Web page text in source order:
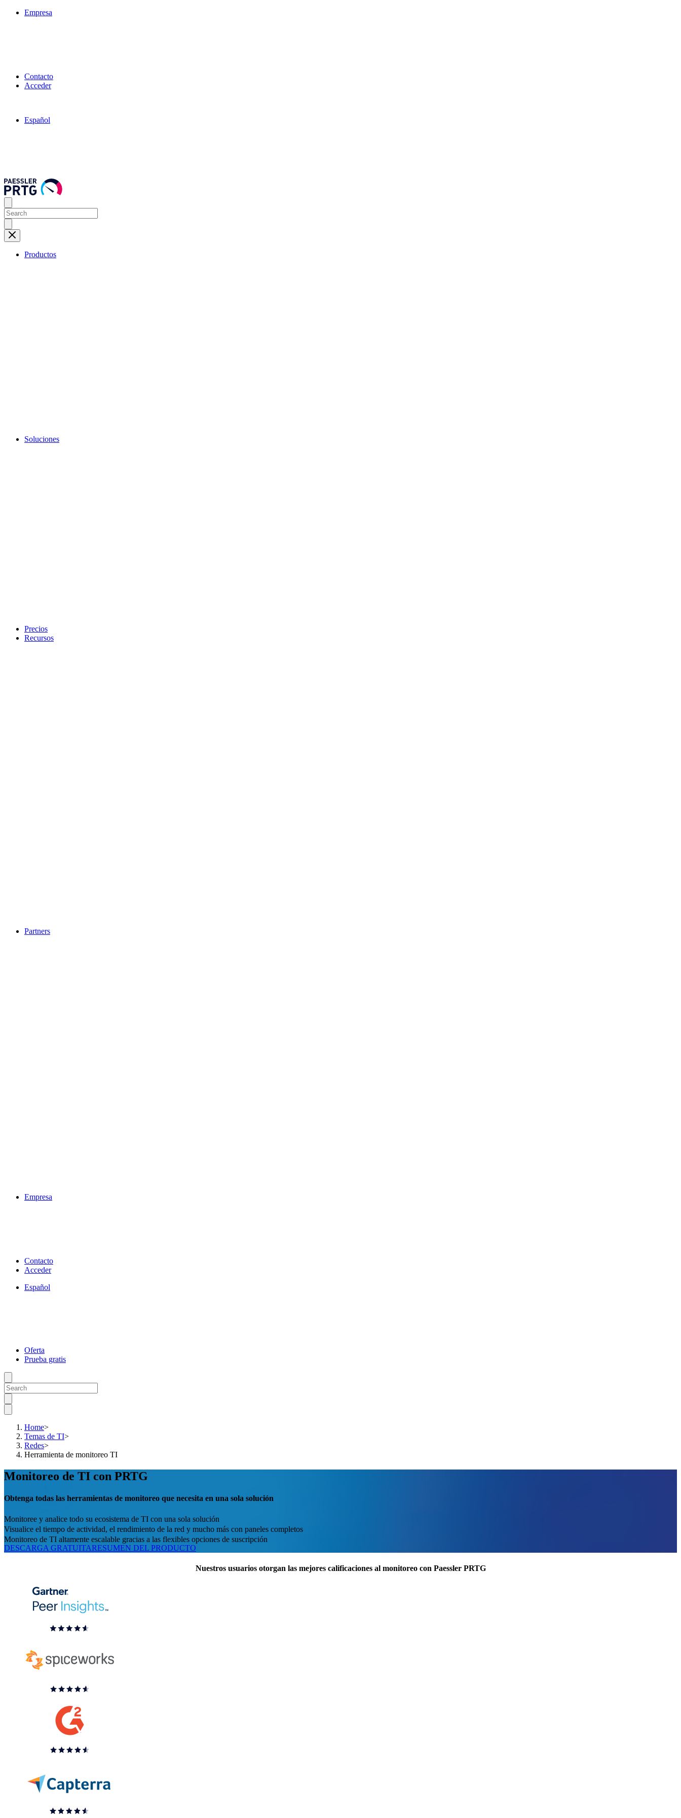
Empresa
Contacto
Acceder
Español
Productos
Soluciones
Precios
Recursos
Partners
Empresa
Contacto
Acceder
Español
Oferta
Prueba gratis
Home>
Temas de TI>
Redes>
Herramienta de monitoreo TI
Monitoreo de TI con PRTG
Obtenga todas las herramientas de monitoreo que necesita en una sola solución
Monitoree y analice todo su ecosistema de TI con una sola solución
Visualice el tiempo de actividad, el rendimiento de la red y mucho más con paneles completos
Monitoreo de TI altamente escalable gracias a las flexibles opciones de suscripción
DESCARGA GRATUITARESUMEN DEL PRODUCTO
Nuestros usuarios otorgan las mejores calificaciones al monitoreo con Paessler PRTG